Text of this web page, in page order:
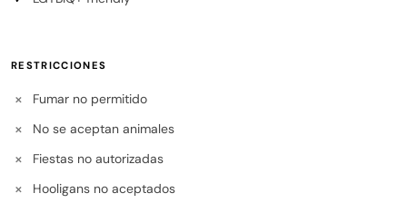
RESTRICCIONES
✕ Fumar no permitido
✕ No se aceptan animales
✕ Fiestas no autorizadas
✕ Hooligans no aceptados